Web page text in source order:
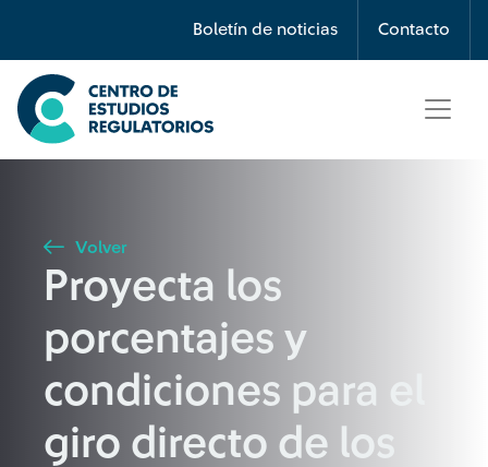
Boletín de noticias Contacto
Búsqueda
Seleccione país
Buscar
Volver
Proyecta los
porcentajes y
condiciones para el
giro directo de los